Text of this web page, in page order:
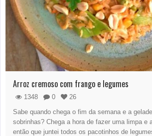
Arroz cremoso com frango e legumes
1348 0
26
Sabe quando chega o fim da semana e a
sobrinhas? Chega a hora de fazer uma limpa e
então que juntei todos os pacotinhos de